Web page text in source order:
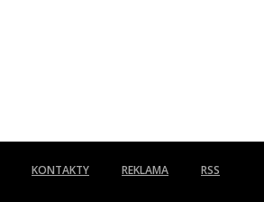
KONTAKTY REKLAMA RSS